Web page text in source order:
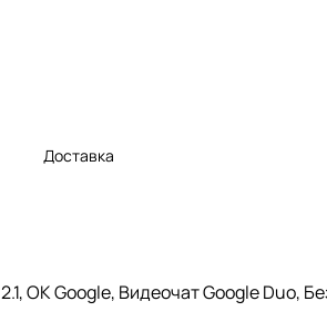
Доставка
OK Google, Видеочат Google Duo,